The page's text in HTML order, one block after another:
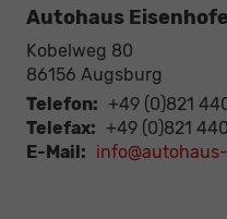
Autohaus
Kobelweg 80
86156 Augsburg
Telefon: +49 (0)821
Telefax: +49 (0)821
E-Mail: